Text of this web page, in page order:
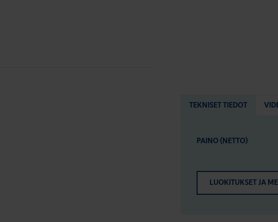
TEKNISET TIEDOT
PAINO (NETTO)
LUOKITUKSET JA